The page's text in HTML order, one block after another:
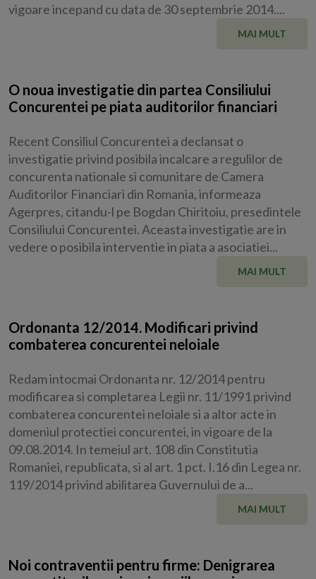
vigoare incepand cu data de 30 septembrie 2014....
MAI MULT
O noua investigatie din partea Consiliului
Concurentei pe piata auditorilor financiari
Recent Consiliul Concurentei a declansat o
investigatie privind posibila incalcare a regulilor de
concurenta nationale si comunitare de Camera
Auditorilor Financiari din Romania, informeaza
Agerpres, citandu-l pe Bogdan Chiritoiu, presedintele
Consiliului Concurentei. Aceasta investigatie are in
vedere o posibila interventie in piata a asociatiei...
MAI MULT
Ordonanta 12/2014. Modificari privind
combaterea concurentei neloiale
Redam intocmai Ordonanta nr. 12/2014 pentru
modificarea si completarea Legii nr. 11/1991 privind
combaterea concurentei neloiale si a altor acte in
domeniul protectiei concurentei, in vigoare de la
09.08.2014. In temeiul art. 108 din Constitutia
Romaniei, republicata, si al art. 1 pct. I.16 din Legea nr.
119/2014 privind abilitarea Guvernului de a...
MAI MULT
Noi contraventii pentru firme: Denigrarea